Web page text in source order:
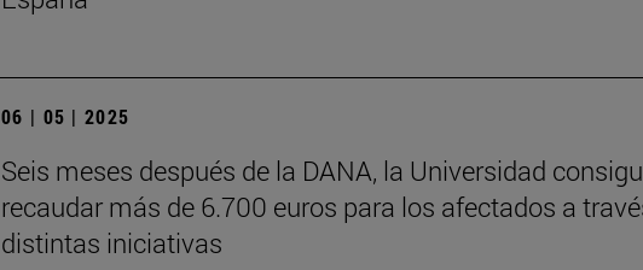
06 | 05 | 2025
Seis meses después de la DANA, la Universidad
recaudar más de 6.700 euros para los afectados a
distintas iniciativas